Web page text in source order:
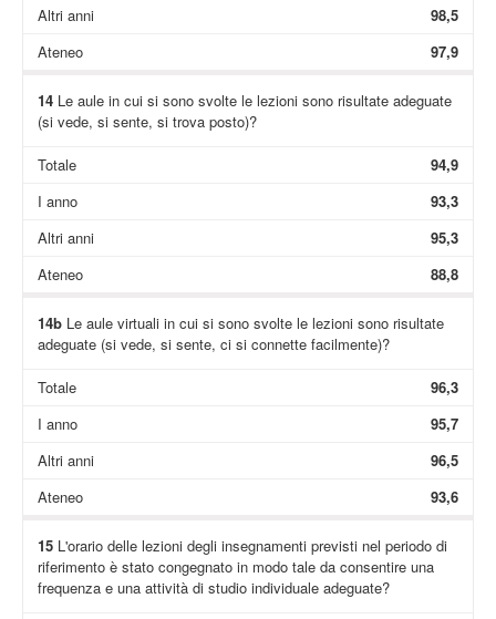
Altri anni
98,5
Ateneo
97,9
14Le aule in cui si sono svolte le lezioni sono risultate adeguate
(si vede, si sente, si trova posto)?
Totale
94,9
I anno
93,3
Altri anni
95,3
Ateneo
88,8
14bLe aule virtuali in cui si sono svolte le lezioni sono risultate
adeguate (si vede, si sente, ci si connette facilmente)?
Totale
96,3
I anno
95,7
Altri anni
96,5
Ateneo
93,6
15L'orario delle lezioni degli insegnamenti previsti nel periodo di
riferimento è stato congegnato in modo tale da consentire una
frequenza e una attività di studio individuale adeguate?